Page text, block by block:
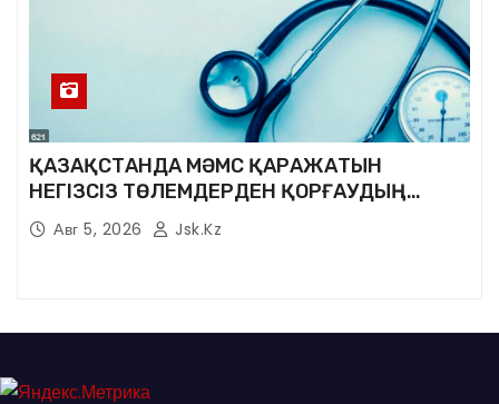
ҚАЗАҚСТАНДА МӘМС ҚАРАЖАТЫН
НЕГІЗСІЗ ТӨЛЕМДЕРДЕН ҚОРҒАУДЫҢ
ЖАҢА ЖҮЙЕСІ ҚҰРЫЛУДА
Авг 5, 2026 Jsk.kz